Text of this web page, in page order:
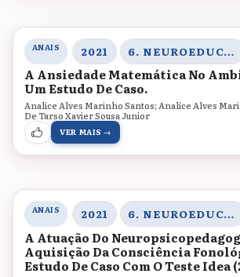
ANAIS 2021 6. NEUROEDUCAÇÃO, ENSINO DE CIÊNCIAS HUMANAS E SOCIAIS E LINGUAGEM
A Ansiedade Matemática No
Um Estudo De Caso.
Analice Alves Marinho Santos; Analice Alves
De Tarso Xavier Sousa Junior
VER MAIS →
ANAIS 2021 6. NEUROEDUCAÇÃO, ENSINO DE CIÊNCIAS HUMANAS E SOCIAIS E LINGUAGEM
A Atuação Do
Aquisição Da Consciência
Estudo De Caso Com O Teste Idea